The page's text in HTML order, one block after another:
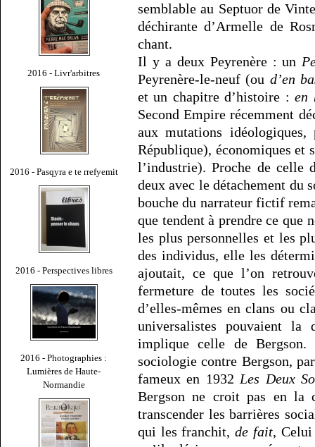
2016 - Livr'arbitres
2016 - Pasqyra e te rrefyemit
2016 - Perspectives libres
2016 - Photographies :
Lumières de Haute-
Normandie
semblable au Septuor de
déchirante d’Armelle de
chant.
Il y a deux Peyrenère : un
Peyrenère-le-neuf (ou d’en
et un chapitre d’histoire :en
Second Empire récemment
aux mutations
République), économiques et
l’industrie). Proche de celle
deux avec le détachement du
bouche du narrateur fictif
que tendent à prendre ce que
les plus personnelles et les
des individus, elle les
ajoutait, ce que l’on
fermeture de toutes les
d’elles-mêmes en clans ou
universalistes pouvaient la
implique celle de
sociologie contre Bergson,
fameux en 1932 Les Deux
Bergson ne croit pas en la
transcender les barrières
qui les franchit,de fait, Celui